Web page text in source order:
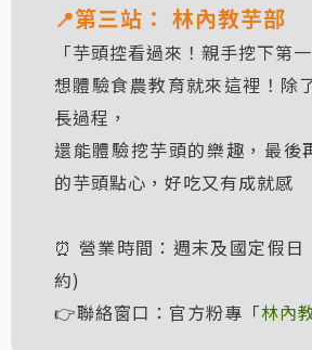
📍第三站： 林內教芋部
「芋頭控看過來！親手挖下第
想體驗食農教育就來這裡！除
長過程，
還能體驗挖芋頭的樂趣，最後
的芋頭點心，好吃又有成就感
⏰ 營業時間：週末及國定假
約)
👉聯絡窗口：官方粉專「林內